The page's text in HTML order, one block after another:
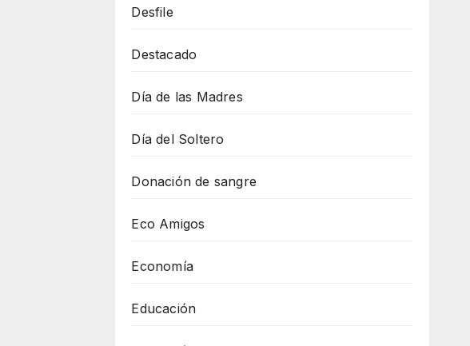
Desfile
Destacado
Día de las Madres
Día del Soltero
Donación de sangre
Eco Amigos
Economía
Educación